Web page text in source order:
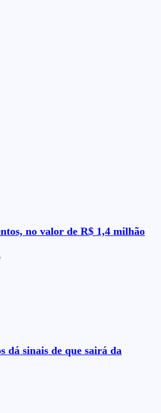
no valor de R$ 1,4 milhão
dá sinais de que sairá da